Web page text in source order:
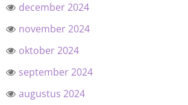
december 2024
november 2024
oktober 2024
september 2024
augustus 2024